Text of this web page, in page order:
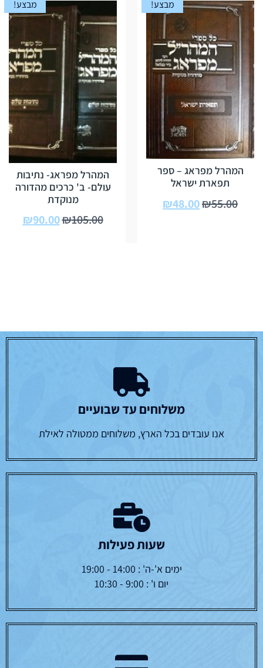
מבצע!
המהרל מפראג – ספר
תפארת ישראל
₪55.00
₪48.00
מבצע!
המהרל מפראג- נתיבות
עולם- ב' כרכים מהדורה
מנוקדת
₪105.00
₪90.00
משלוחים עד שבועיים
אנו עובדים בכל הארץ, משלוחים ממטולה לאילת
שעות פעילות
ימים א'-ה' : 14:00 - 19:00
יום ו' : 9:00 - 10:30